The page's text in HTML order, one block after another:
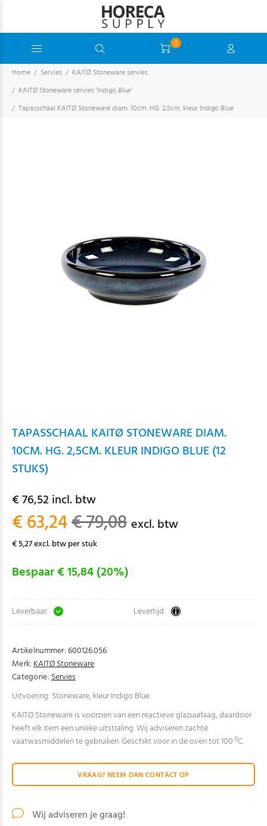
0
Home Servies
KAITØ Stoneware servies
KAITØ Stoneware servies 'Indigo Blue'
Tapasschaal KAITØ Stoneware diam. 10cm. HG. 2,5cm. kleur Indigo Blue
TAPASSCHAAL KAITØ STONEWARE DIAM.
10CM. HG. 2,5CM. KLEUR INDIGO BLUE (12
STUKS)
€ 76,52 incl. btw
€ 63,24€ 79,08 excl. btw
€ 5,27 excl. btw per stuk
Bespaar € 15,84 (20%)
Leverbaar: Levertijd:
Artikelnummer:600126.056
Merk:KAITØ Stoneware
Categorie:Servies
Uitvoering: Stoneware, kleur Indigo Blue.
KAITØ Stoneware is voorzien van een reactieve glazuurlaag, daardoor
heeft elk item een unieke uitstraling. Wij adviseren zachte
vaatwasmiddelen te gebruiken. Geschikt voor in de oven tot 100 ºC.
VRAAG? NEEM DAN CONTACT OP
Wij adviseren je graag!